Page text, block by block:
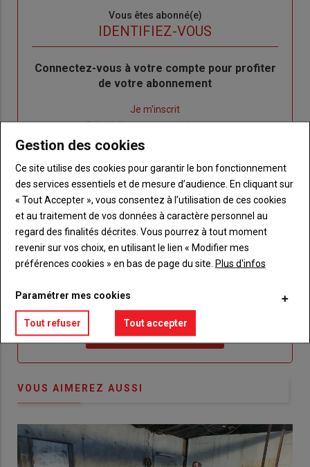
Vous êtes abonné(e)
IDENTIFIEZ-VOUS
Body
Connectez-vous à votre compte pour profiter
de votre abonnement
"Créer
un
compte"
Je m'inscrit
Lien
"Réinitialiser
mot
de
passe"
Réinitialiser votre mot de passe
"Je
me
connecte"
Sous-
titre
Vous n'êtes pas abonné(e)
TITRE CRÉEZ UN COMPTE
compte pour accéder à tout {nom-site}.
Créez un compte
VOUS AIMEREZ AUSSI
Gestion des cookies
Ce site utilise des cookies pour garantir le bon fonctionnement
des services essentiels et de mesure d’audience. En cliquant sur
« Tout Accepter », vous consentez à l’utilisation de ces cookies
et au traitement de vos données à caractère personnel au
regard des finalités décrites. Vous pourrez à tout moment
revenir sur vos choix, en utilisant le lien « Modifier mes
préférences cookies » en bas de page du site. Plus d'infos
Paramétrer mes cookies
Tout refuser Tout accepter